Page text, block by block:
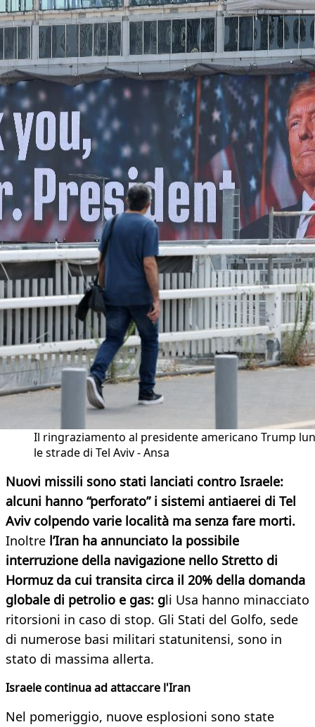
Il ringraziamento al presidente americano Trump
le strade di Tel Aviv - Ansa
Nuovi missili sono stati lanciati contro Israele:
alcuni hanno “perforato” i sistemi antiaerei di Tel
Aviv colpendo varie località ma senza fare morti.
Inoltre l’Iran ha annunciato la possibile
interruzione della navigazione nello Stretto di
Hormuz da cui transita circa il 20% della domanda
globale di petrolio e gas: gli Usa hanno minacciato
ritorsioni in caso di stop. Gli Stati del Golfo, sede
di numerose basi militari statunitensi, sono in
stato di massima allerta.
Israele continua ad attaccare l'Iran
Nel pomeriggio, nuove esplosioni sono state